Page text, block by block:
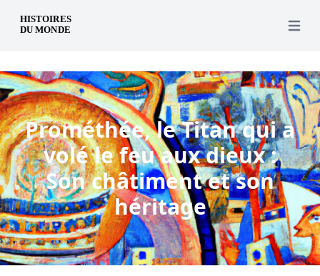
Open
Prométhée, le Titan qui a
volé le feu aux dieux :
Son châtiment et son
héritage